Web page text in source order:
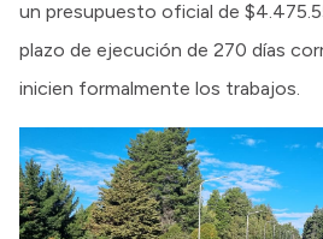
un presupuesto oficial de
plazo de ejecución de 270 días
inicien formalmente los trabajos.